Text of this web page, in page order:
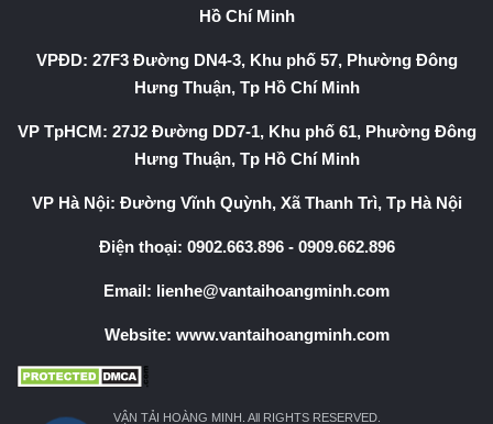
Hồ Chí Minh
VPĐD: 27F3 Đường DN4-3, Khu phố 57, Phường Đông
Hưng Thuận, Tp Hồ Chí Minh
VP TpHCM: 27J2 Đường DD7-1, Khu phố 61, Phường Đông
Hưng Thuận, Tp Hồ Chí Minh
VP Hà Nội: Đường Vĩnh Quỳnh, Xã Thanh Trì, Tp Hà Nội
Điện thoại: 0902.663.896- 0909.662.896
Email: lienhe@vantaihoangminh.com
Website: www.vantaihoangminh.com
VẬN TẢI HOÀNG MINH. All RIGHTS RESERVED.